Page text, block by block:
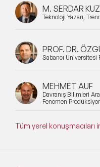
M. SERDAR
Teknoloji Yazarı,
PROF. DR.
Sabancı Üniversitesi
MEHMET AUF
Davranış Bilimleri
Fenomen
Tüm yerel konuşmacıları